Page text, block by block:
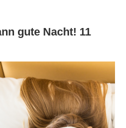
gute Nacht! 11